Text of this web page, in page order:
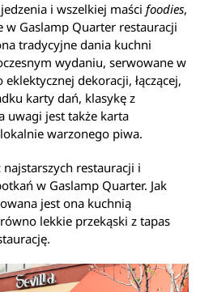
i wszelkiej maści foodies,
w Gaslamp Quarter restauracji
tradycyjne dania kuchni
wydaniu, serwowane w
dekoracji, łączącej,
karty dań, klasykę z
uwagi jest także karta
warzonego piwa.
najstarszych restauracji i
w Gaslamp Quarter. Jak
jest ona kuchnią
lekkie przekąski z tapas